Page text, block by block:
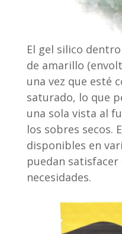
El gel silico
de amarillo
una vez que esté
saturado, lo que
una sola vista al
los sobres secos.
disponibles en
puedan
necesidades.